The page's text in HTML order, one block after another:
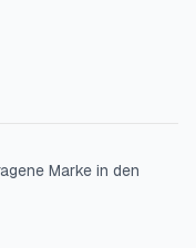
Marke in den